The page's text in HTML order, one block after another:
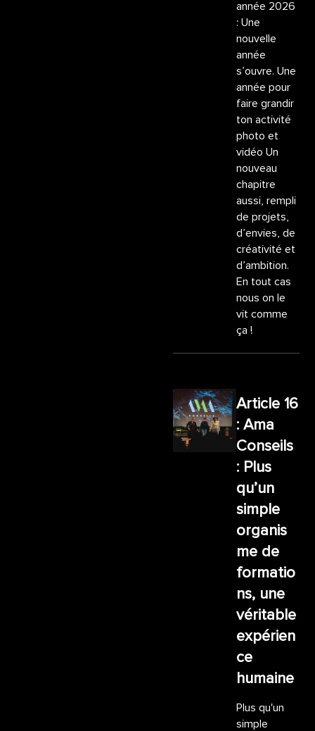
année 2026
: Une
nouvelle
année
s’ouvre. Une
année pour
faire grandir
ton activité
photo et
vidéo Un
nouveau
chapitre
aussi, rempli
de projets,
d’envies, de
créativité et
d’ambition.
En tout cas
nous on le
vit comme
ça !
Article 16
: Ama
Conseils
: Plus
qu’un
simple
organis
me de
formatio
ns, une
véritable
expérien
ce
humaine
Plus qu'un
simple